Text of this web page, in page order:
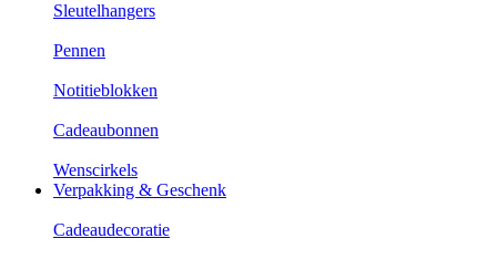
Sleutelhangers
Pennen
Notitieblokken
Cadeaubonnen
Wenscirkels
Verpakking & Geschenk
Cadeaudecoratie